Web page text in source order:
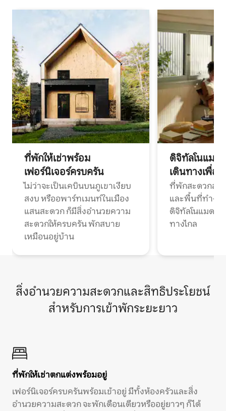
ที่พักให้เช่าพร้อม
เฟอร์นิเจอร์ครบครัน
ไม่ว่าจะเป็นเคบินบนภูเขาเงียบ
สงบ หรืออพาร์ทเมนท์ในเมือง
แสนสะดวก ก็มีสิ่งอำนวยความ
สะดวกให้ครบครัน พักสบาย
เหมือนอยู่บ้าน
ดิจิทัลโนแมด
เดินทางเพื่อ
ที่พักสะดวกสบ
และพื้นที่ทำงา
ดิจิทัลโนแมดแ
ทางไกล
สิ่งอำนวยความสะดวกและสิทธิประโยชน์
สำหรับการเข้าพักระยะยาว
ที่พักให้เช่าตกแต่งพร้อมอยู่
เฟอร์นิเจอร์ครบครันพร้อมเข้าอยู่ มีทั้งห้องครัวและสิ่ง
อำนวยความสะดวก จะพักเดือนเดียวหรืออยู่ยาวๆ ก็ได้